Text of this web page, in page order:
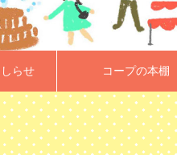
らせ コープの本棚